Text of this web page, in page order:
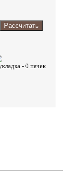
Рассчитать
- 0 пачек